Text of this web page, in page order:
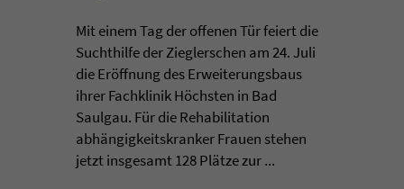
Mit einem Tag der offenen Tür feiert die
Suchthilfe der Zieglerschen am 24. Juli
die Eröffnung des Erweiterungsbaus
ihrer Fachklinik Höchsten in Bad
Saulgau. Für die Rehabilitation
abhängigkeitskranker Frauen stehen
jetzt insgesamt 128 Plätze zur ...